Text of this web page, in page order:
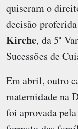
quiseram o
decisão
Kirche, da 5ª
Sucessões de
Em abril, outro
maternidade na
foi aprovada